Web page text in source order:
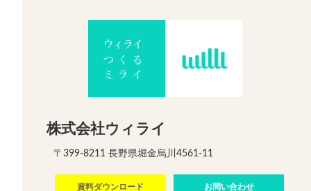
株式会社ウィライ
〒399-8211 長野県堀金烏川4561-11
資料ダウンロード お問い合わせ